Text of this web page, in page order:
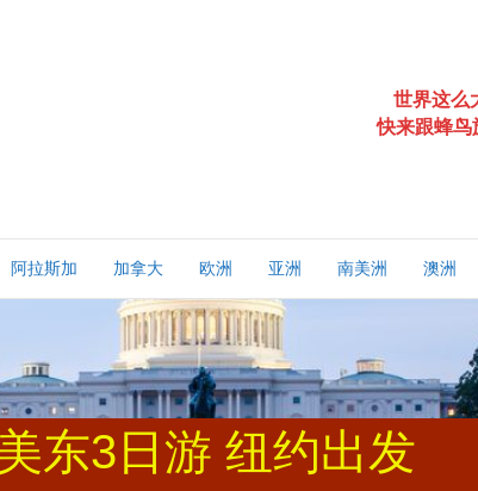
世界这么
快来跟蜂鸟
阿拉斯加 加拿大 欧洲 亚洲 南美洲 澳洲
东3日游 纽约出发